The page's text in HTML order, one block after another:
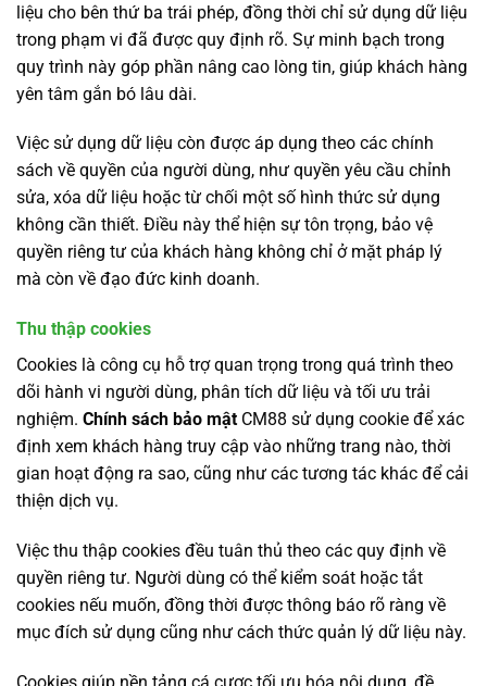
liệu cho bên thứ ba trái phép, đồng thời chỉ sử dụng dữ liệu
trong phạm vi đã được quy định rõ. Sự minh bạch trong
quy trình này góp phần nâng cao lòng tin, giúp khách hàng
yên tâm gắn bó lâu dài.
Việc sử dụng dữ liệu còn được áp dụng theo các chính
sách về quyền của người dùng, như quyền yêu cầu chỉnh
sửa, xóa dữ liệu hoặc từ chối một số hình thức sử dụng
không cần thiết. Điều này thể hiện sự tôn trọng, bảo vệ
quyền riêng tư của khách hàng không chỉ ở mặt pháp lý
mà còn về đạo đức kinh doanh.
Thu thập cookies
Cookies là công cụ hỗ trợ quan trọng trong quá trình theo
dõi hành vi người dùng, phân tích dữ liệu và tối ưu trải
nghiệm. Chính sách bảo mật CM88 sử dụng cookie để xác
định xem khách hàng truy cập vào những trang nào, thời
gian hoạt động ra sao, cũng như các tương tác khác để cải
thiện dịch vụ.
Việc thu thập cookies đều tuân thủ theo các quy định về
quyền riêng tư. Người dùng có thể kiểm soát hoặc tắt
cookies nếu muốn, đồng thời được thông báo rõ ràng về
mục đích sử dụng cũng như cách thức quản lý dữ liệu này.
Cookies giúp nền tảng cá cược tối ưu hóa nội dung, đề